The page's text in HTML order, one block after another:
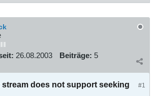
26.08.2003 Beiträge: 5
#1
stream does not support seeking